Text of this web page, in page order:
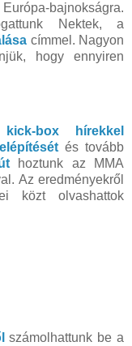
bajnokságra.
Nektek, a
címmel. Nagyon
hogy ennyiren
box hírekkel
és tovább
hoztunk az MMA
Az eredményekről
közt olvashattok
számolhattunk be a